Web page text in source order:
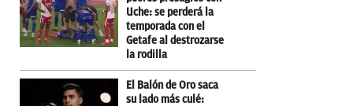
Uche: se perderá la
temporada con el
Getafe al destrozarse
la rodilla
El Balón de Oro saca
su lado más culé: